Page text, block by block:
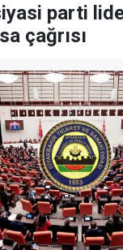
parti
çağrısı